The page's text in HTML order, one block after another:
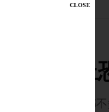
广场 遇上
日訊）大马什么都